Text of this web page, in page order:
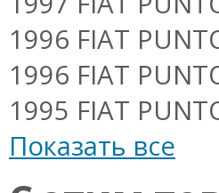
1996 FIAT
1996 FIAT
1995 FIAT
Показать все